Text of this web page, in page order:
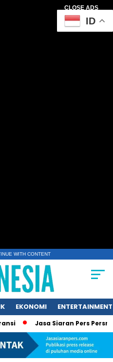
CLOSE ADS
WITH CONTENT
EKONOMI ENTERTAINMENT
Jasa Siaran Pers
ID